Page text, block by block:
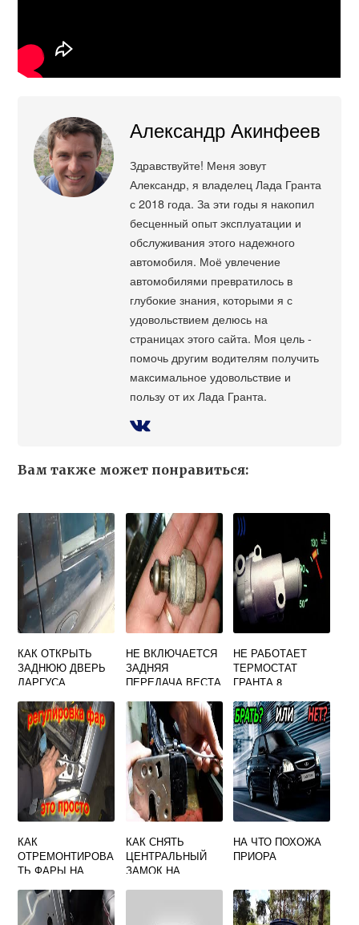
Александр Акинфеев
Здравствуйте! Меня зовут
Александр, я владелец Лада Гранта
с 2018 года. За эти годы я накопил
бесценный опыт эксплуатации и
обслуживания этого надежного
автомобиля. Моё увлечение
автомобилями превратилось в
глубокие знания, которыми я с
удовольствием делюсь на
страницах этого сайта. Моя цель -
помочь другим водителям получить
максимальное удовольствие и
пользу от их Лада Гранта.
Вам также может понравиться:
КАК ОТКРЫТЬ
ЗАДНЮЮ ДВЕРЬ
ЛАРГУСА
НЕ ВКЛЮЧАЕТСЯ
ЗАДНЯЯ
ПЕРЕДАЧА ВЕСТА
НЕ РАБОТАЕТ
ТЕРМОСТАТ
ГРАНТА 8
КАК
ОТРЕМОНТИРОВА
ТЬ ФАРЫ НА
КАК СНЯТЬ
ЦЕНТРАЛЬНЫЙ
ЗАМОК НА
НА ЧТО ПОХОЖА
ПРИОРА